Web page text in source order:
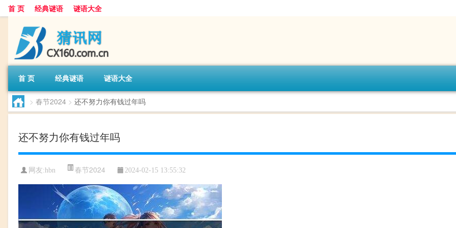
首 页 经典谜语 谜语大全
首 页 经典谜语 谜语大全
> 春节2024 > 还不努力你有钱过年吗
还不努力你有钱过年吗
网友:hbn 春节2024 2024-02-15 13:55:32